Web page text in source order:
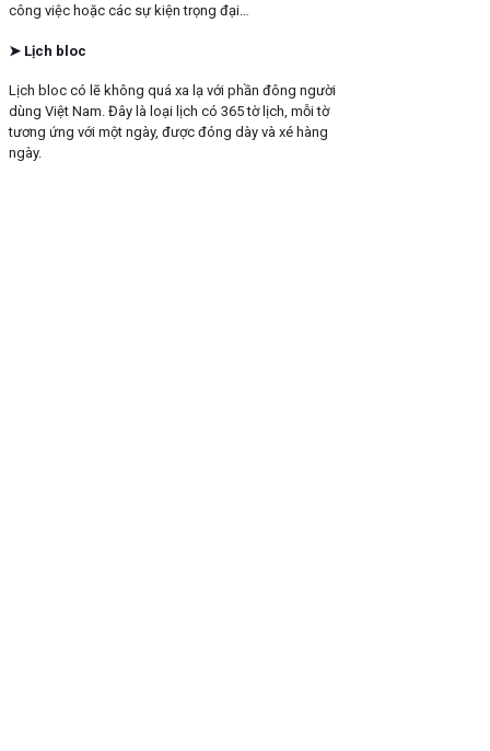
công việc hoặc các sự kiện trọng đại…
➤ Lịch bloc
Lịch bloc có lẽ không quá xa lạ với phần đông người
dùng Việt Nam. Đây là loại lịch có 365 tờ lịch, mỗi tờ
tương ứng với một ngày, được đóng dày và xé hàng
ngày.